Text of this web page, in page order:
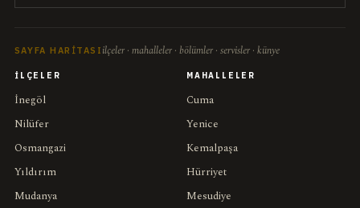
SAYFA HARITASI ilçeler · mahalleler · bölümler · servisler · künye
İLÇELER
İnegöl
Nilüfer
Osmangazi
Yıldırım
Mudanya
MAHALLELER
Cuma
Yenice
Kemalpaşa
Hürriyet
Mesudiye